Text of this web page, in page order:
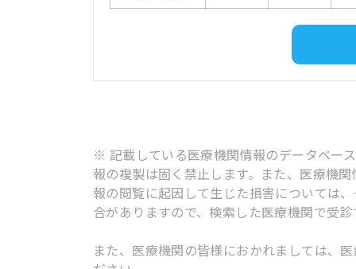
※ 記載している医療機関情報のデータベー
報の複製は固く禁止します。また、医療機
報の閲覧に起因して生じた損害については
合がありますので、検索した医療機関で受
また、医療機関の皆様におかれましては、